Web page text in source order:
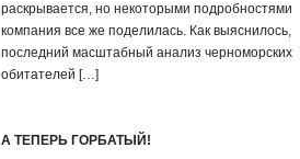
раскрывается, но некоторыми подробностями
компания все же поделилась. Как выяснилось,
последний масштабный анализ черноморских
обитателей […]
А ТЕПЕРЬ ГОРБАТЫЙ!